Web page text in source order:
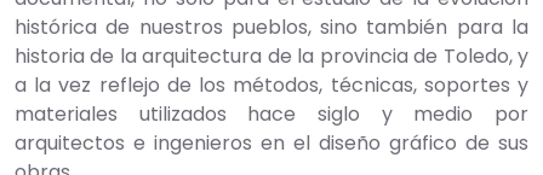
histórica de nuestros pueblos, sino también para la
historia de la arquitectura de la provincia de Toledo, y
a la vez reflejo de los métodos, técnicas, soportes y
materiales utilizados hace siglo y medio por
arquitectos e ingenieros en el diseño gráfico de sus